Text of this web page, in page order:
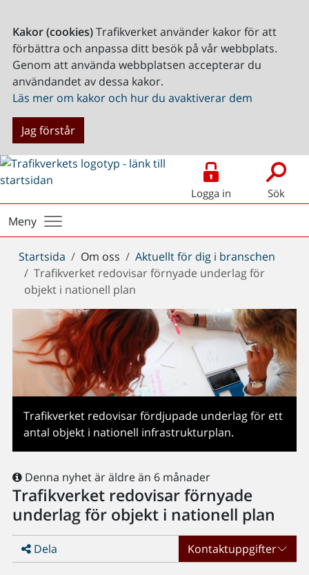
Kakor (cookies)Trafikverket använder kakor för att
förbättra och anpassa ditt besök på vår webbplats.
Genom att använda webbplatsen accepterar du
användandet av dessa kakor.
Läs mer om kakor och hur du avaktiverar dem
Jag förstår
Logga in Sök
Meny
Du
är
här:
Startsida Om oss
Aktuellt för dig i branschen
Trafikverket redovisar förnyade underlag för
objekt i nationell plan
Trafikverket redovisar fördjupade underlag för ett
antal objekt i nationell infrastrukturplan.
Denna nyhet är äldre än 6 månader
Trafikverket redovisar förnyade
underlag för objekt i nationell plan
Dela Kontaktuppgifter